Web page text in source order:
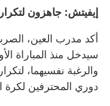
إيفيتش: جاهزون لتكرار
أكد مدرب العين،
سيدخل منذ المباراة
والرغبة نفسيهما،
دوري المحترفين